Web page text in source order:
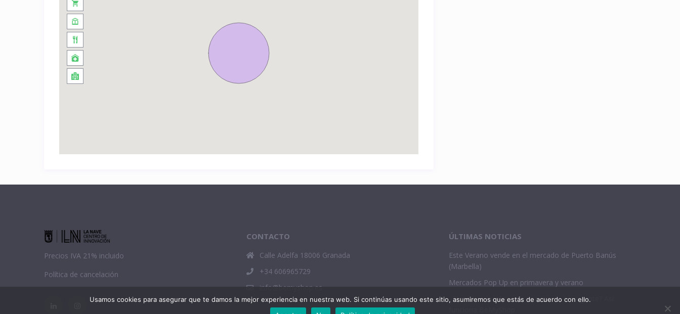
Precios IVA 21% incluido
Política de cancelación
CONTACTO
Calle Adelfa 18006 Granada
+34 606965729
info@bemyshop.es
ÚLTIMAS NOTICIAS
Este Verano vende en el mercado de Puerto Banús
(Marbella)
Mercados Pop Up en primavera y verano
¿Tienes un local o eres una marca emergente? Así
Usamos cookies para asegurar que te damos la mejor experiencia en nuestra web. Si continúas usando este sitio, asumiremos que estás de acuerdo con ello.